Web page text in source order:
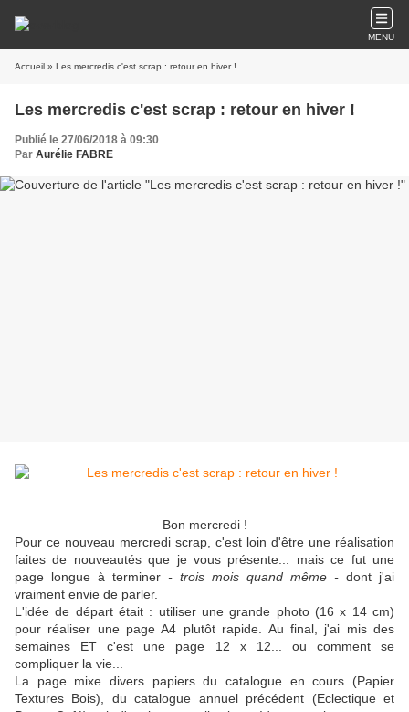
MENU
Accueil » Les mercredis c'est scrap : retour en hiver !
Les mercredis c'est scrap : retour en hiver !
Publié le 27/06/2018 à 09:30
Par Aurélie FABRE
Bon mercredi !
Pour ce nouveau mercredi scrap, c'est loin d'être une réalisation
faites de nouveautés que je vous présente... mais ce fut une
page longue à terminer - trois mois quand même - dont j'ai
vraiment envie de parler.
L'idée de départ était : utiliser une grande photo (16 x 14 cm)
pour réaliser une page A4 plutôt rapide. Au final, j'ai mis des
semaines ET c'est une page 12 x 12... ou comment se
compliquer la vie...
La page mixe divers papiers du catalogue en cours (Papier
Textures Bois), du catalogue annuel précédent (Eclectique et